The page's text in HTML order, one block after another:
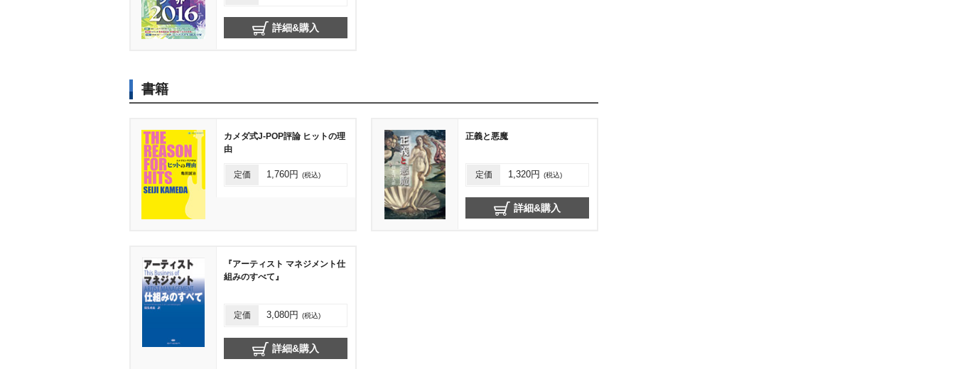
詳細&購入
書籍
カメダ式J-POP評論 ヒットの理
由
定価 1,760円 (税込)
正義と悪魔
定価 1,320円 (税込)
詳細&購入
『アーティスト マネジメント仕
組みのすべて』
定価 3,080円 (税込)
詳細&購入